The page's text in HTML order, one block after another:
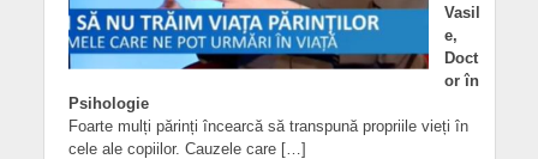
Vasil
e,
Doct
or în
Psihologie
Foarte mulți părinți încearcă să transpună propriile vieți în
cele ale copiilor. Cauzele care […]